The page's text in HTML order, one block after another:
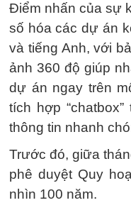
Điểm nhấn của sự
số hóa các dự án
và tiếng Anh, với
ảnh 360 độ giúp
dự án ngay trên
tích hợp
thông tin nhanh
Trước đó, giữa
phê duyệt Quy
nhìn 100 năm.